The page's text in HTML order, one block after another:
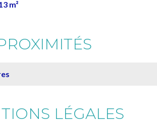
m²
LÉGALES